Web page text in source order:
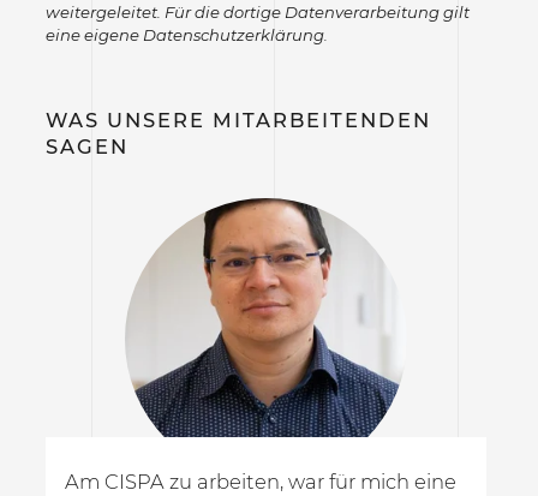
weitergeleitet. Für die dortige Datenverarbeitung gilt
eine eigene Datenschutzerklärung.
WAS UNSERE MITARBEITENDEN
SAGEN
Am CISPA zu arbeiten, war für mich eine